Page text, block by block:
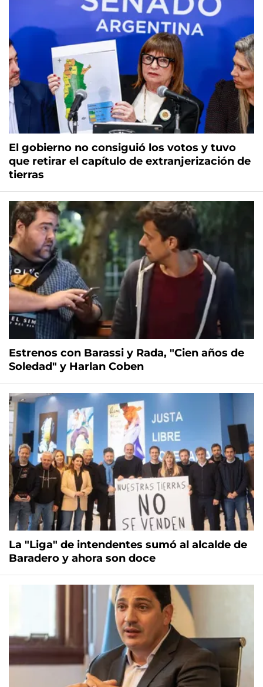
El gobierno no consiguió los votos y tuvo
que retirar el capítulo de extranjerización de
tierras
Estrenos con Barassi y Rada, "Cien años de
Soledad" y Harlan Coben
La "Liga" de intendentes sumó al alcalde de
Baradero y ahora son doce